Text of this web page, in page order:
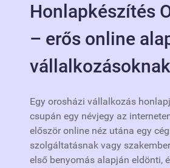
Honlapkészítés
– erős online
vállalkozásoknak
Egy orosházi vállalkozás
csupán egy névjegy az
először online néz utána egy
szolgáltatásnak vagy
első benyomás alapján eldönti,